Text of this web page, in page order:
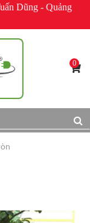
Dũng - Quảng
0